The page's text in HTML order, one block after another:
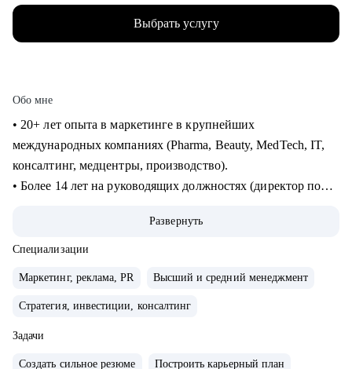
Выбрать услугу
Обо мне
• 20+ лет опыта в маркетинге в крупнейших
международных компаниях (Pharma, Beauty, MedTech, IT,
консалтинг, медцентры, производство).
• Более 14 лет на руководящих должностях (директор по
• Обширная экспертиза в стратегическом планировании,
консалтинге, запуске новых продуктов и направлений,
рынки, в том числе международные. Опыт привлечения
инвестиций.
• 15+ опыт найма, сформировала 5 команд с нуля. Сильная
Развернуть
Специализации
Маркетинг, реклама, PR Высший и средний менеджмент
Стратегия, инвестиции, консалтинг
Задачи
Создать сильное резюме Построить карьерный план